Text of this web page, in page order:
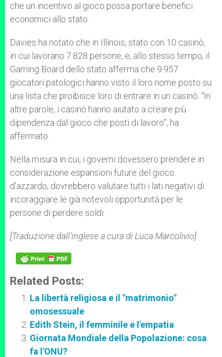
che un incentivo al gioco possa portare benefici
economici allo stato.
Davies ha notato che in Illinois, stato con 10 casinò,
in cui lavorano 7.828 persone, e, allo stesso tempo, il
Gaming Board dello stato afferma che 9.957
giocatori patologici hanno visto il loro nome posto su
una lista che proibisce loro di entrare in un casinò. “In
altre parole, i casinò hanno aiutato a creare più
dipendenza dal gioco che posti di lavoro”, ha
affermato.
Nella misura in cui, i governi dovessero prendere in
considerazione espansioni future del gioco
d’azzardo, dovrebbero valutare tutti i lati negativi di
incoraggiare le già notevoli opportunità per le
persone di perdere soldi.
[Traduzione dall’inglese a cura di Luca Marcolivio]
Related Posts:
La libertà religiosa e il "matrimonio"
omosessuale
Edith Stein, il femminile e l'empatia
Giornata Mondiale della Popolazione: cosa
fa l'ONU?